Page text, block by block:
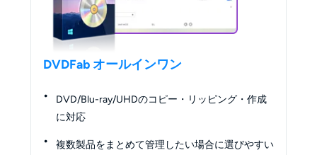
DVDFab オールインワン
DVD/Blu-ray/UHDのコピー・リッピング・作成
に対応
複数製品をまとめて管理したい場合に選びやすい